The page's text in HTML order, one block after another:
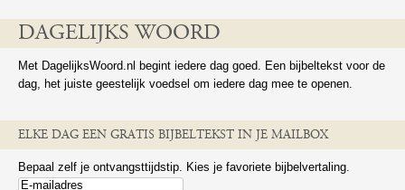
DAGELIJKS WOORD
Met DagelijksWoord.nl begint iedere dag goed. Een bijbeltekst voor de
dag, het juiste geestelijk voedsel om iedere dag mee te openen.
ELKE DAG EEN GRATIS BIJBELTEKST IN JE MAILBOX
Bepaal zelf je ontvangsttijdstip. Kies je favoriete bijbelvertaling.